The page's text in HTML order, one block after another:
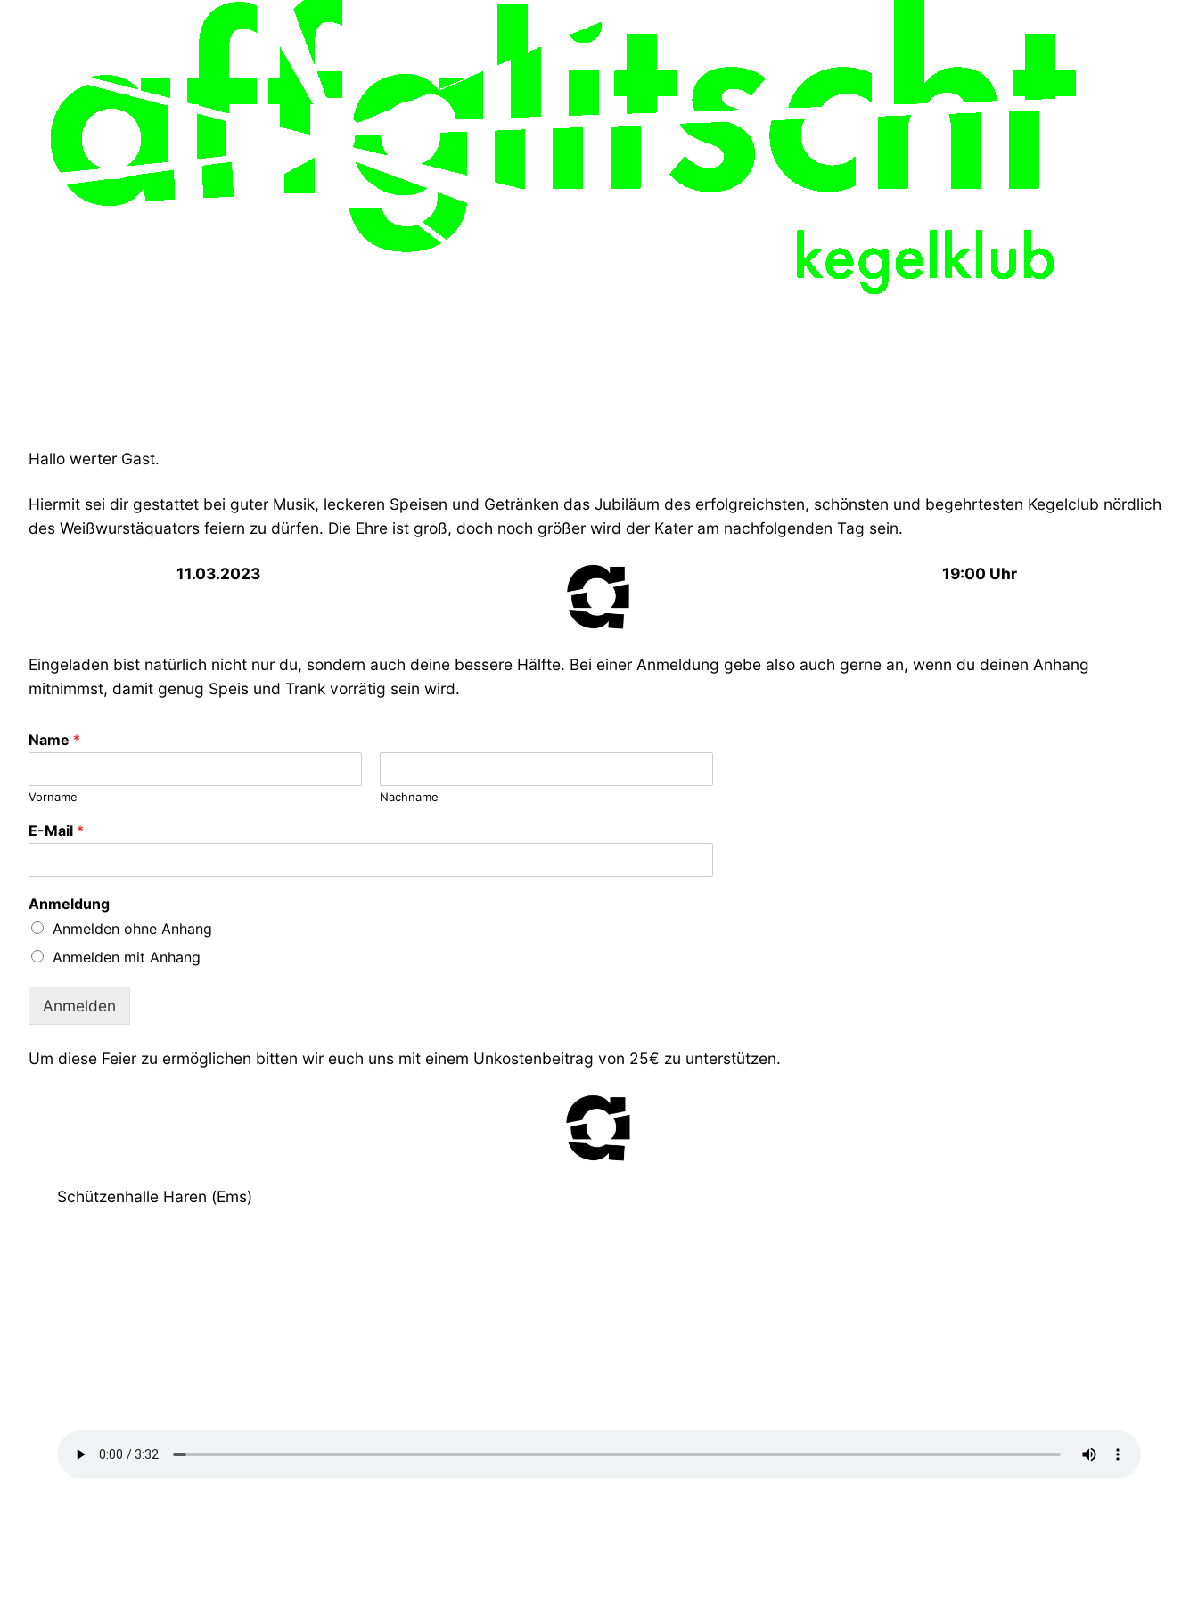
Hallo werter Gast.
Hiermit sei dir gestattet bei guter Musik, leckeren Speisen und Getränken das Jubiläum des erfolgreichsten, schönsten und begehrtesten Kegelclub nördlich
des Weißwurstäquators feiern zu dürfen. Die Ehre ist groß, doch noch größer wird der Kater am nachfolgenden Tag sein.
11.03.2023 19:00 Uhr
Eingeladen bist natürlich nicht nur du, sondern auch deine bessere Hälfte. Bei einer Anmeldung gebe also auch gerne an, wenn du deinen Anhang
mitnimmst, damit genug Speis und Trank vorrätig sein wird.
Name *
Vorname Nachname
E-Mail *
Anmeldung
Anmelden ohne Anhang
Anmelden mit Anhang
Anmelden
Um diese Feier zu ermöglichen bitten wir euch uns mit einem Unkostenbeitrag von 25€ zu unterstützen.
Schützenhalle Haren (Ems)